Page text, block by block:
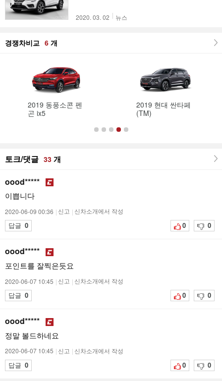
2020. 03. 02 뉴스
경쟁차비교 6 개
2019 동풍소콘 펜
곤 ix5
2019 현대 싼타페
(TM)
토크/댓글 33 개
oood*****
이쁩니다
2020-06-09 00:36 | 신고 | 신차소개에서 작성
답글 0 0 0
oood*****
포인트를 잘찍은듯요
2020-06-07 10:45 | 신고 | 신차소개에서 작성
답글 0 0 0
oood*****
정말 볼드하네요
2020-06-07 10:45 | 신고 | 신차소개에서 작성
답글 0 0 0